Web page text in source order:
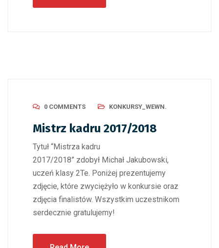
0 COMMENTS KONKURSY_WEWN.
Mistrz kadru 2017/2018
Tytuł “Mistrza kadru
2017/2018” zdobył Michał Jakubowski,
uczeń klasy 2Te. Poniżej prezentujemy
zdjęcie, które zwyciężyło w konkursie oraz
zdjęcia finalistów. Wszystkim uczestnikom
serdecznie gratulujemy!